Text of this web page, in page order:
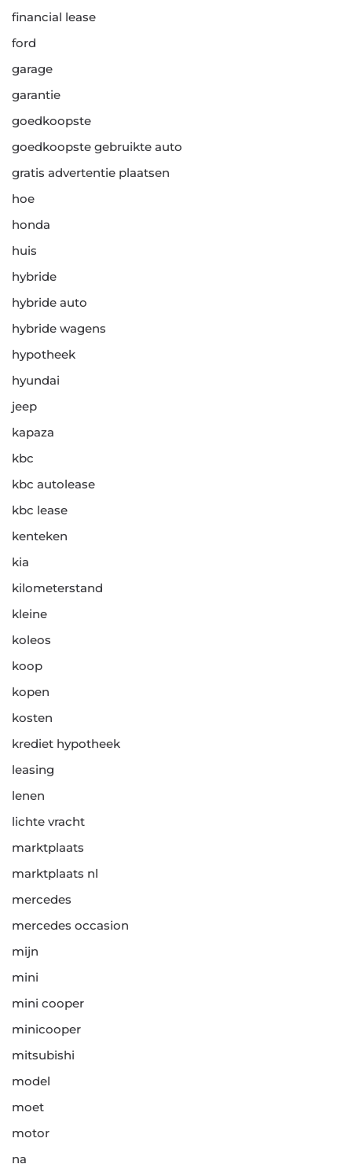
financial lease
ford
garage
garantie
goedkoopste
goedkoopste gebruikte auto
gratis advertentie plaatsen
hoe
honda
huis
hybride
hybride auto
hybride wagens
hypotheek
hyundai
jeep
kapaza
kbc
kbc autolease
kbc lease
kenteken
kia
kilometerstand
kleine
koleos
koop
kopen
kosten
krediet hypotheek
leasing
lenen
lichte vracht
marktplaats
marktplaats nl
mercedes
mercedes occasion
mijn
mini
mini cooper
minicooper
mitsubishi
model
moet
motor
na